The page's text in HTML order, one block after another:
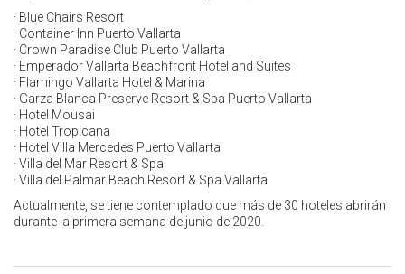
· Blue Chairs Resort
· Container Inn Puerto Vallarta
· Crown Paradise Club Puerto Vallarta
· Emperador Vallarta Beachfront Hotel and Suites
· Flamingo Vallarta Hotel & Marina
· Garza Blanca Preserve Resort & Spa Puerto Vallarta
· Hotel Mousai
· Hotel Tropicana
· Hotel Villa Mercedes Puerto Vallarta
· Villa del Mar Resort & Spa
· Villa del Palmar Beach Resort & Spa Vallarta
Actualmente, se tiene contemplado que más de 30 hoteles abrirán
durante la primera semana de junio de 2020.